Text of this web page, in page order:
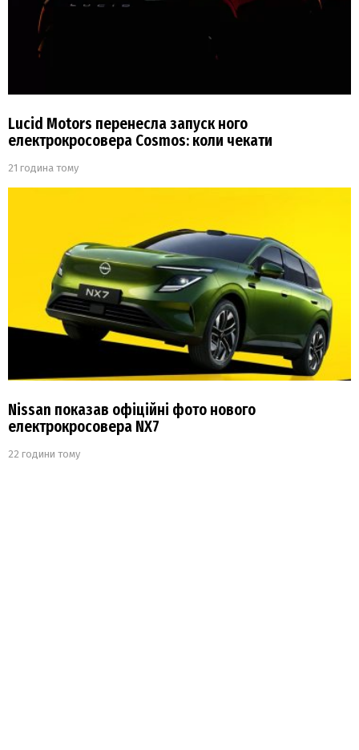
Lucid Motors перенесла запуск ного
електрокросовера Cosmos: коли чекати
21 година тому
Nissan показав офіційні фото нового
електрокросовера NX7
22 години тому